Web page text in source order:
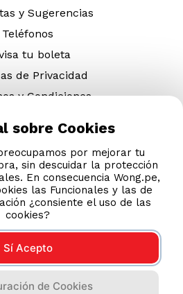
y Sugerencias
Teléfonos
tu boleta
de Privacidad
y Condiciones
CALLCENTER
613-8888
NUESTRA APP
sobre Cookies
por mejorar tu
sin descuidar la protección
En consecuencia Wong.pe,
las Funcionales y las de
¿consiente el uso de las
cookies?
Sí Acepto
de Cookies